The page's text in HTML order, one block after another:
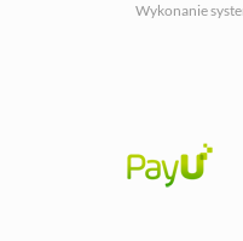
Wykonanie